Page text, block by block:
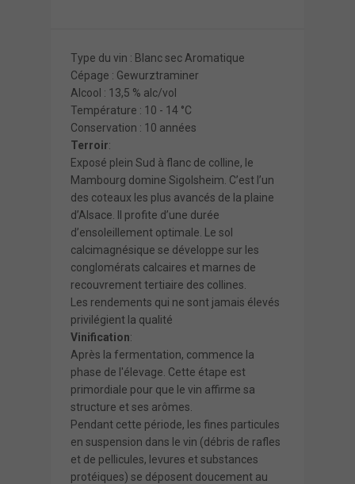
Type du vin : Blanc sec Aromatique
Cépage : Gewurztraminer
Alcool : 13,5 % alc/vol
Température : 10 - 14 °C
Conservation : 10 années
Terroir:
Exposé plein Sud à flanc de colline, le
Mambourg domine Sigolsheim. C’est l’un
des coteaux les plus avancés de la plaine
d’Alsace. Il profite d’une durée
d’ensoleillement optimale. Le sol
calcimagnésique se développe sur les
conglomérats calcaires et marnes de
recouvrement tertiaire des collines.
Les rendements qui ne sont jamais élevés
privilégient la qualité
Vinification:
Après la fermentation, commence la
phase de l'élevage. Cette étape est
primordiale pour que le vin affirme sa
structure et ses arômes.
Pendant cette période, les fines particules
en suspension dans le vin (débris de rafles
et de pellicules, levures et substances
protéiques) se déposent doucement au